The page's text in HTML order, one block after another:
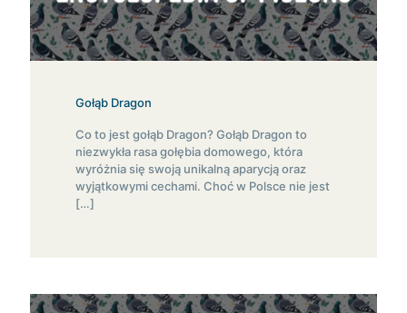
Gołąb Dragon
Co to jest gołąb Dragon? Gołąb Dragon to
niezwykła rasa gołębia domowego, która
wyróżnia się swoją unikalną aparycją oraz
wyjątkowymi cechami. Choć w Polsce nie jest
[…]